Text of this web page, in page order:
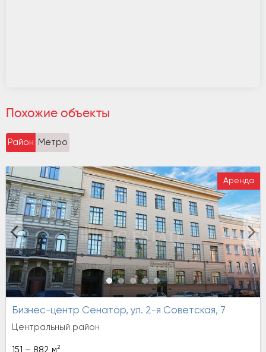
Похожие объекты
Район Метро
Аренда
Бизнес-центр Сенатор, ул. 2-я Советская, 7
Центральный район
151 – 882 м2